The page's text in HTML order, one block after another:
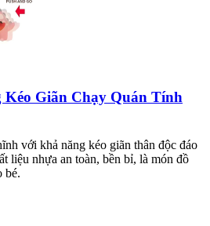
Giãn Chạy Quán Tính
với khả năng kéo giãn thân độc đáo
liệu nhựa an toàn, bền bỉ, là món đồ
bé.